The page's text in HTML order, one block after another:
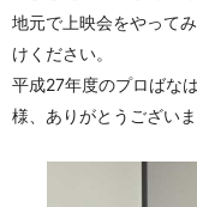
地元で上映会をやって
けください。
平成27年度のプロばな
様、ありがとうございま